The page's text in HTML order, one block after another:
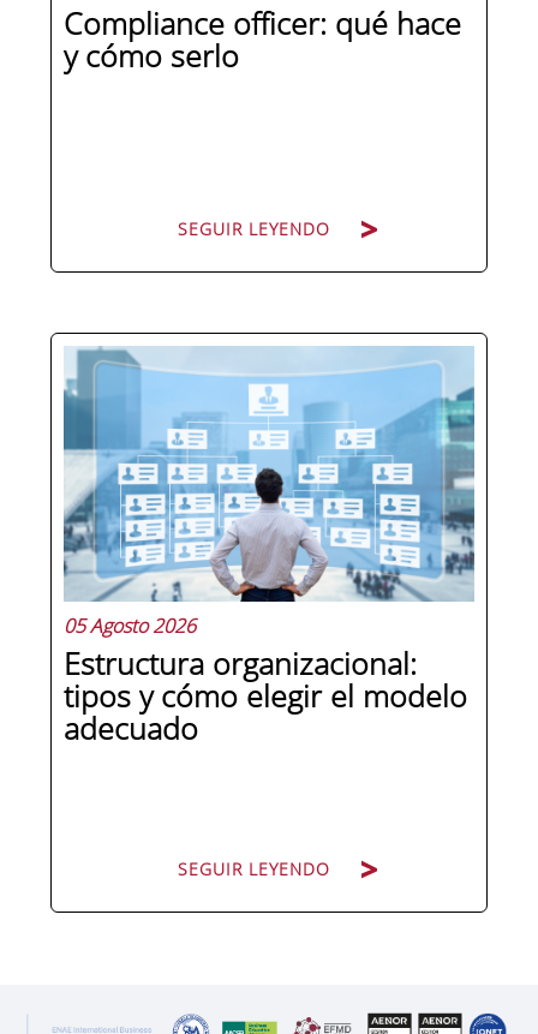
Compliance officer: qué hace
y cómo serlo
SEGUIR LEYENDO
Pocas figuras han ganado tanto peso
en la estructura corporativa española
en la última década como el
compliance officer. Desde que la
reforma del Código Penal extendió la
responsabilidad penal a las personas
jurídicas, las empresas de cualquier...
05 Agosto 2026
Estructura organizacional:
tipos y cómo elegir el modelo
adecuado
SEGUIR LEYENDO
cambia de dirección estratégica, una